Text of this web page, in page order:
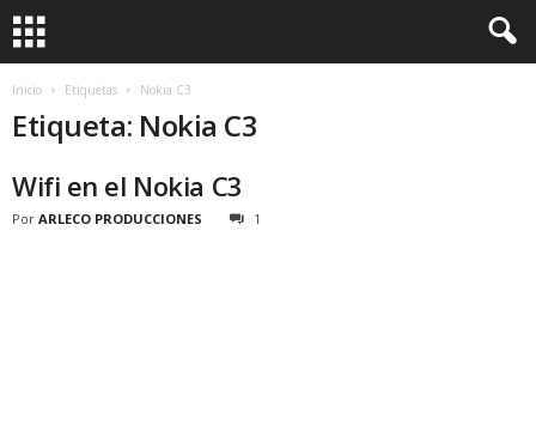
Inicio Etiquetas Nokia C3
Etiqueta: Nokia C3
Wifi en el Nokia C3
Por ARLECO PRODUCCIONES 1